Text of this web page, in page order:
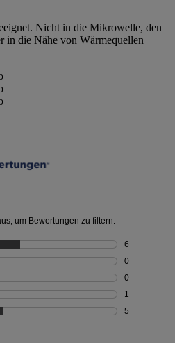
Nicht in die Mikrowelle, den
in die Nähe von Wärmequellen